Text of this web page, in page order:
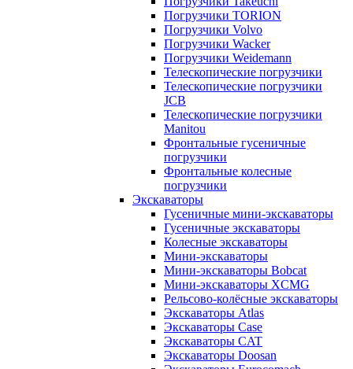
Погрузчики TORION
Погрузчики Volvo
Погрузчики Wacker
Погрузчики Weidemann
Телескопические погрузчики
Телескопические погрузчики
JCB
Телескопические погрузчики
Manitou
Фронтальные гусеничные
погрузчики
Фронтальные колесные
погрузчики
Экскаваторы
Гусеничные мини-экскаваторы
Гусеничные экскаваторы
Колесные экскаваторы
Мини-экскаваторы
Мини-экскаваторы Bobcat
Мини-экскаваторы XCMG
Рельсово-колёсные экскаваторы
Экскаваторы Atlas
Экскаваторы Case
Экскаваторы CAT
Экскаваторы Doosan